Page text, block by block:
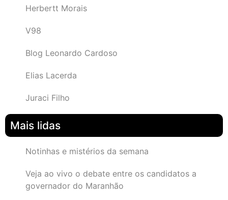
Herbertt Morais
V98
Blog Leonardo Cardoso
Elias Lacerda
Juraci Filho
Mais lidas
Notinhas e mistérios da semana
Veja ao vivo o debate entre os candidatos a
governador do Maranhão